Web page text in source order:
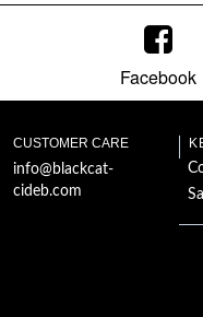
Facebook